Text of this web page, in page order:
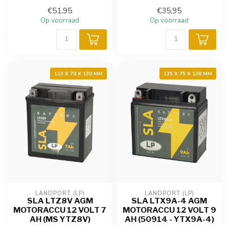
€51,95
Op voorraad
€35,95
Op voorraad
113 X 70 X 130 MM
LANDPORT (LP)
SLA LTZ8V AGM
MOTORACCU 12 VOLT 7
AH (MS YTZ8V)
135 X 75 X 138 MM
LANDPORT (LP)
SLA LTX9A-4 AGM
MOTORACCU 12 VOLT 9
AH (50914 - YTX9A-4)